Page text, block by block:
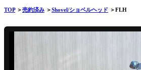
TOP＞売約済み ＞Shovel/ショベルヘッド ＞FLH